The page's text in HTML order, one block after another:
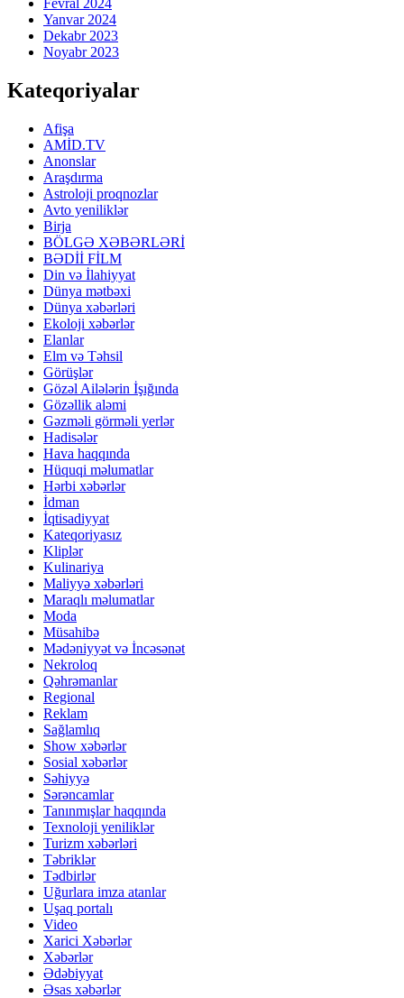
Yanvar 2024
Dekabr 2023
Noyabr 2023
Kateqoriyalar
Afişa
AMİD.TV
Anonslar
Araşdırma
Astroloji proqnozlar
Avto yeniliklər
Birja
BÖLGƏ XƏBƏRLƏRİ
BƏDİİ FİLM
Din və İlahiyyat
Dünya mətbəxi
Dünya xəbərləri
Ekoloji xəbərlər
Elanlar
Elm və Təhsil
Görüşlər
Gözəl Ailələrin İşığında
Gözəllik aləmi
Gəzməli görməli yerlər
Hadisələr
Hava haqqında
Hüquqi məlumatlar
Hərbi xəbərlər
İdman
İqtisadiyyat
Kateqoriyasız
Kliplər
Kulinariya
Maliyyə xəbərləri
Maraqlı məlumatlar
Moda
Müsahibə
Mədəniyyət və İncəsənət
Nekroloq
Qəhrəmanlar
Regional
Reklam
Sağlamlıq
Show xəbərlər
Sosial xəbərlər
Səhiyyə
Sərəncamlar
Tanınmışlar haqqında
Texnoloji yeniliklər
Turizm xəbərləri
Təbriklər
Tədbirlər
Uğurlara imza atanlar
Uşaq portalı
Video
Xarici Xəbərlər
Xəbərlər
Ədəbiyyat
Əsas xəbərlər